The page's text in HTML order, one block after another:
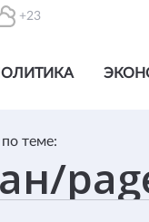
+23
теме: